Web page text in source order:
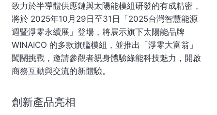
致力於半導體供應鏈與太陽能模組研發的有成精密，
將於 2025年10月29日至31日「2025台灣智慧能源
週暨淨零永續展」登場，將展示旗下太陽能品牌
WINAICO 的多款旗艦模組，並推出「淨零大富翁」
闖關挑戰，邀請參觀者親身體驗綠能科技魅力，開啟
商務互動與交流的新體驗。
創新產品亮相